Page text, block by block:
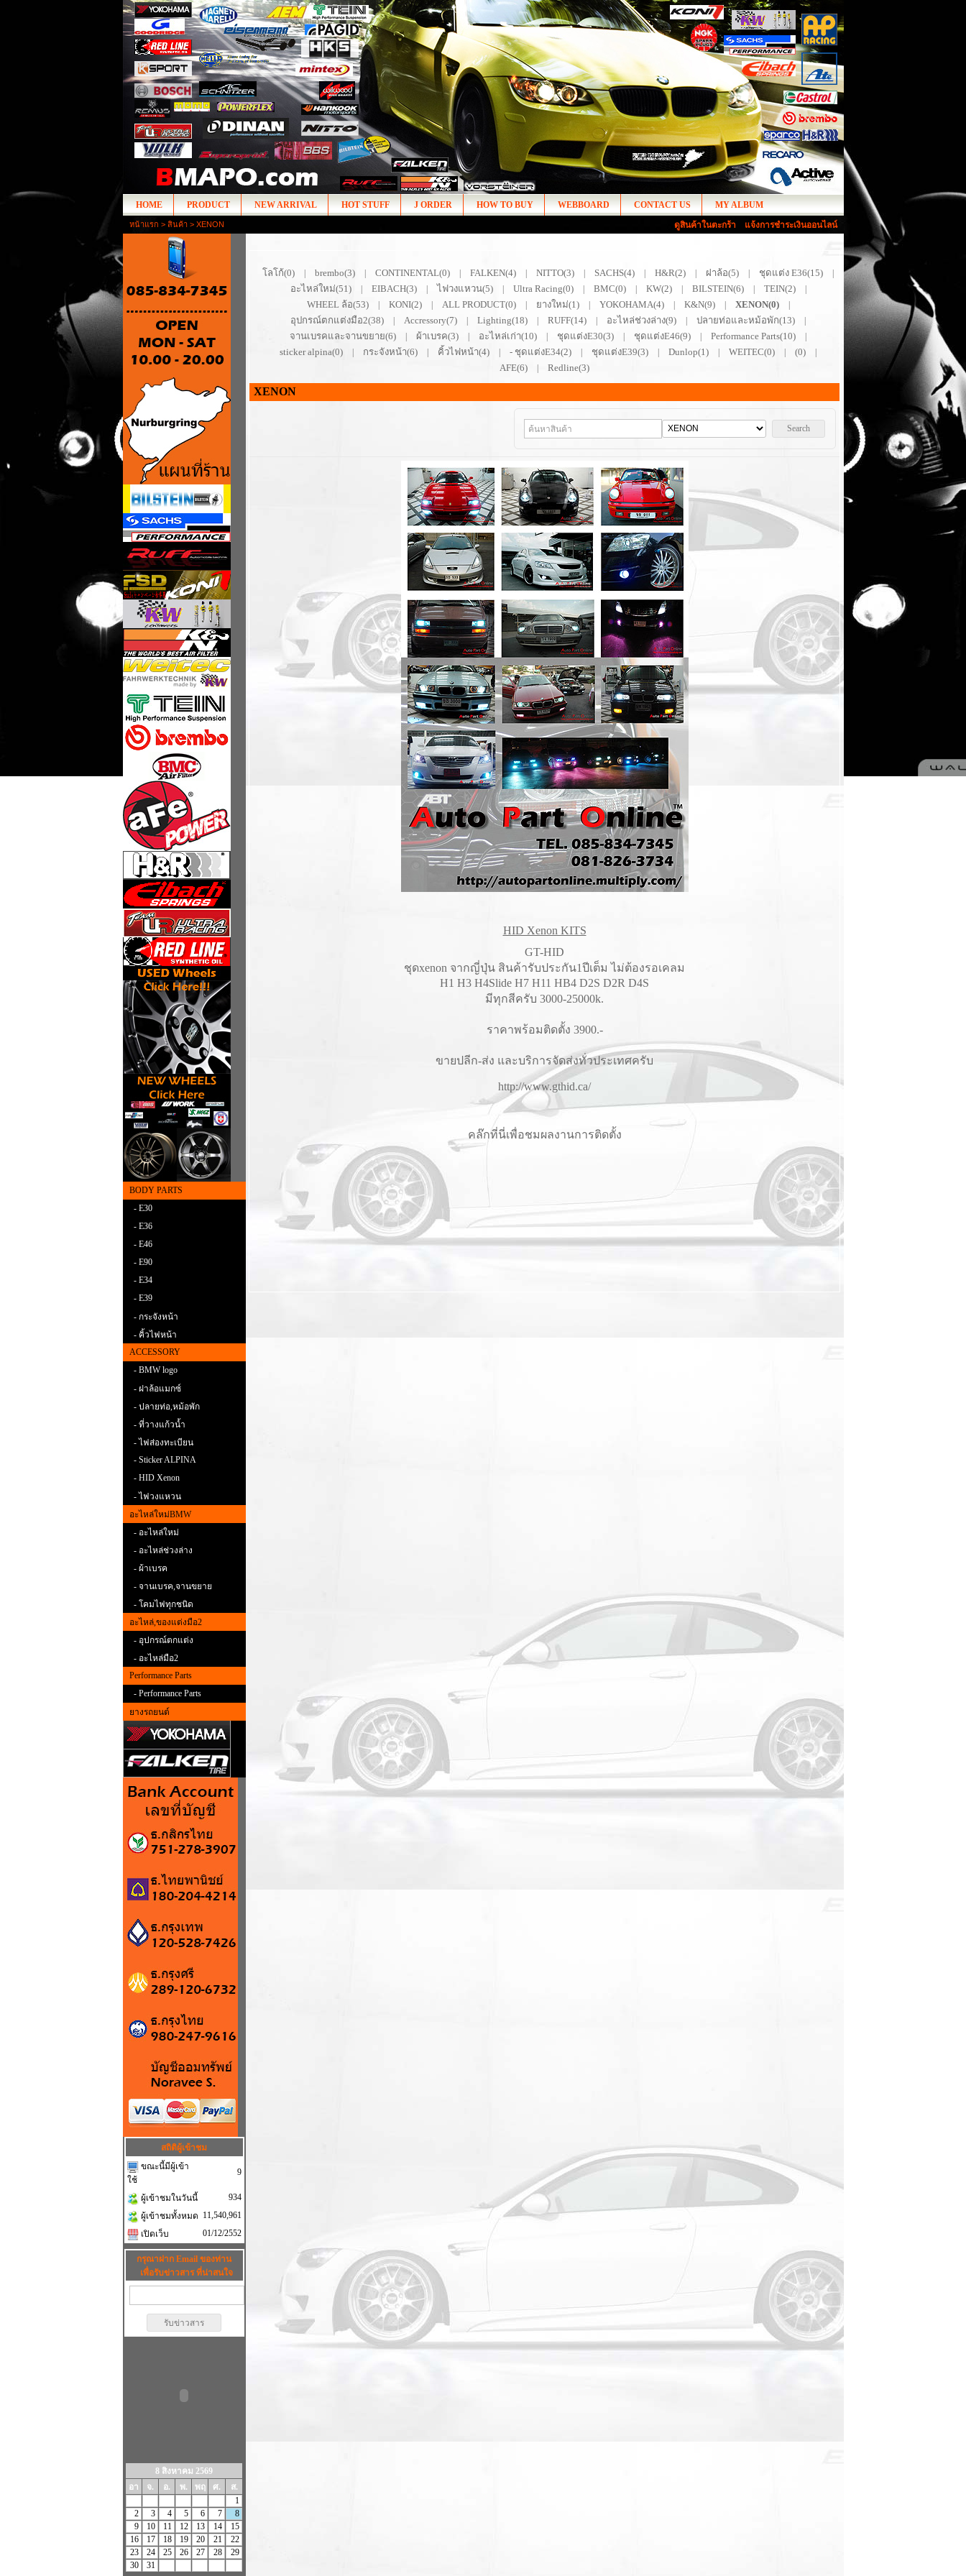
HOME PRODUCT NEW ARRIVAL HOT STUFF J ORDER HOW TO BUY WEBBOARD CONTACT US MY ALBUM
หน้าแรก > สินค้า> XENON ดูสินค้าในตะกร้า แจ้งการชำระเงินออนไลน์
BODY PARTS
- E30
- E36
- E46
- E90
- E34
- E39
- กระจังหน้า
- คิ้วไฟหน้า
ACCESSORY
- BMW logo
- ฝาล้อแมกซ์
- ปลายท่อ,หม้อพัก
- ที่วางแก้วน้ำ
- ไฟส่องทะเบียน
- Sticker ALPINA
- HID Xenon
- ไฟวงแหวน
อะไหล่ใหม่BMW
- อะไหล่ใหม่
- อะไหล่ช่วงล่าง
- ผ้าเบรค
- จานเบรค,จานขยาย
- โคมไฟทุกชนิด
อะไหล่,ของแต่งมือ2
- อุปกรณ์ตกแต่ง
- อะไหล่มือ2
Performance Parts
- Performance Parts
ยางรถยนต์
สถิติผู้เข้าชม
ขณะนี้มีผู้เข้า
ใช้
9
ผู้เข้าชมในวันนี้
934
ผู้เข้าชมทั้งหมด 11,540,961
เปิดเว็บ
01/12/2552
กรุณาฝาก Email ของท่าน
เพื่อรับข่าวสาร ที่น่าสนใจ
8 สิงหาคม 2569
อา
จ. อ. พ. พฤ ศ.
ส.
1
2
3 4 5 6 7
8
9
10 11 12 13 14
15
16
17 18 19 20 21
22
23
24 25 26 27 28
29
30
31
โลโก้(0) brembo(3) CONTINENTAL(0) FALKEN(4) NITTO(3) SACHS(4) H&R(2) ฝาล้อ(5) ชุดแต่ง E36(15)
อะไหล่ใหม่(51) EIBACH(3) ไฟวงแหวน(5) Ultra Racing(0) BMC(0) KW(2) BILSTEIN(6) TEIN(2)
WHEEL ล้อ(53) KONI(2) ALL PRODUCT(0) ยางใหม่(1) YOKOHAMA(4) K&N(9) XENON(0)
อุปกรณ์ตกแต่งมือ2(38) Accressory(7) Lighting(18) RUFF(14) อะไหล่ช่วงล่าง(9) ปลายท่อและหม้อพัก(13)
จานเบรคและจานขยาย(6) ผ้าเบรค(3) อะไหล่เก่า(10) ชุดแต่งE30(3) ชุดแต่งE46(9) Performance Parts(10)
sticker alpina(0) กระจังหน้า(6) คิ้วไฟหน้า(4) - ชุดแต่งE34(2) ชุดแต่งE39(3) Dunlop(1) WEITEC(0) (0)
AFE(6) Redline(3)
XENON
Search
HID Xenon KITS
GT-HID
ชุดxenon จากญี่ปุ่น สินค้ารับประกัน1ปีเต็ม ไม่ต้องรอเคลม
H1 H3 H4Slide H7 H11 HB4 D2S D2R D4S
มีทุกสีครับ 3000-25000k.
ราคาพร้อมติดตั้ง 3900.-
ขายปลีก-ส่ง และบริการจัดส่งทั่วประเทศครับ
http://www.gthid.ca/
คล๊กที่นี่เพื่อชมผลงานการติดตั้ง